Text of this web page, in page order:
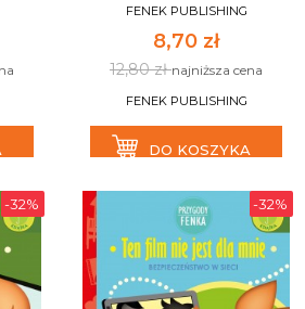
FENEK PUBLISHING
8,70 zł
12,80 złnajniższa cena
FENEK PUBLISHING
DO KOSZYKA
-32% -32%